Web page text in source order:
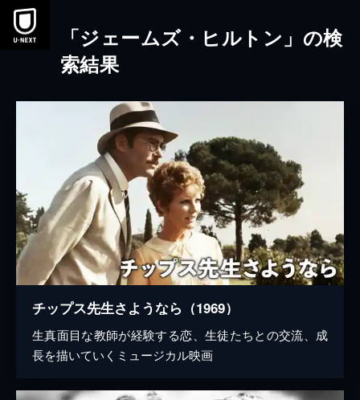
本文へスキップ
「ジェームズ・ヒルトン」の検
索結果
チップス先生さようなら（1969）
生真面目な教師が経験する恋、生徒たちとの交流、成
長を描いていくミュージカル映画